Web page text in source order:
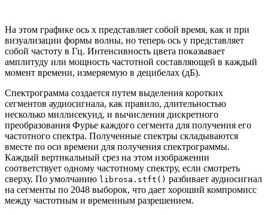
На этом графике ось x представляет собой время, как и при
визуализации формы волны, но теперь ось y представляет
собой частоту в Гц. Интенсивность цвета показывает
амплитуду или мощность частотной составляющей в каждый
момент времени, измеряемую в децибелах (дБ).
Спектрограмма создается путем выделения коротких
сегментов аудиосигнала, как правило, длительностью
несколько миллисекунд, и вычисления дискретного
преобразования Фурье каждого сегмента для получения его
частотного спектра. Полученные спектры складываются
вместе по оси времени для получения спектрограммы.
Каждый вертикальный срез на этом изображении
соответствует одному частотному спектру, если смотреть
сверху. По умолчанию librosa.stft() разбивает аудиосигнал
на сегменты по 2048 выборок, что дает хороший компромисс
между частотным и временным разрешением.